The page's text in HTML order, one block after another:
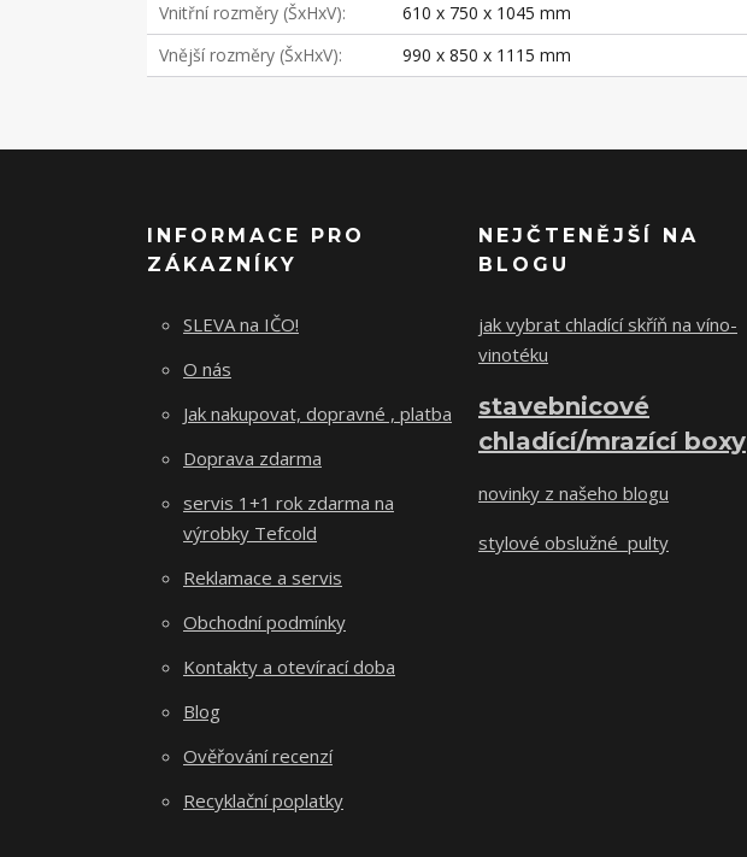
Vnitřní rozměry (ŠxHxV)
610 x 750 x 1045 mm
Vnější rozměry (ŠxHxV)
990 x 850 x 1115 mm
INFORMACE PRO
ZÁKAZNÍKY
SLEVA na IČO!
O nás
Jak nakupovat, dopravné , platba
Doprava zdarma
servis 1+1 rok zdarma na
výrobky Tefcold
Reklamace a servis
Obchodní podmínky
Kontakty a otevírací doba
Blog
Ověřování recenzí
Recyklační poplatky
NEJČTENĚJŠÍ NA
BLOGU
jak vybrat chladící skříň na víno-
vinotéku
stavebnicové
chladící/mrazící boxy
novinky z našeho blogu
stylové obslužné pulty